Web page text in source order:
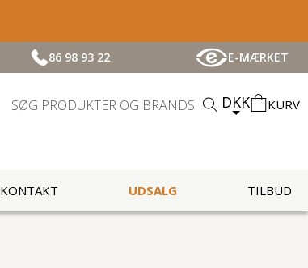
86 98 93 22 E-MÆRKET
DKK KURV
KONTAKT UDSALG TILBUD